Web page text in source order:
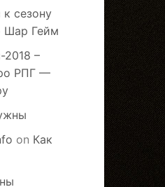
к сезону
Шар Гейм
2018 –
РПГ —
on Как